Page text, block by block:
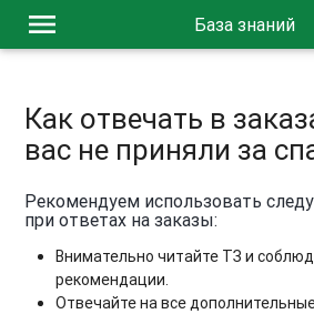
menu База знаний
Как отвечать в
вас не приняли за
Рекомендуем использовать
при ответах на заказы:
Внимательно читайте ТЗ и
рекомендации.
Отвечайте на все